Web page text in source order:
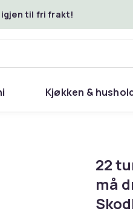
igjen til fri frakt!
Kjøkken &
22
må